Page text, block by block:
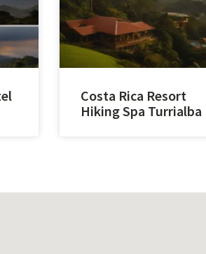
Costa Rica Resort
Hiking Spa Turrialba